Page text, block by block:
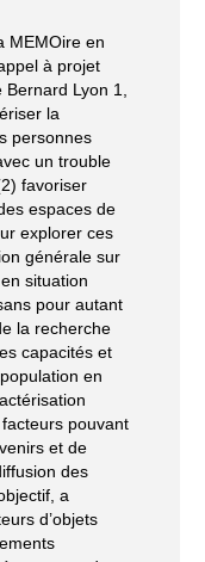
MEMOire en
à projet
Lyon 1,
la
personnes
un trouble
favoriser
espaces de
explorer ces
générale sur
situation
pour autant
la recherche
capacités et
en
pouvant
et de
des
a
d’objets